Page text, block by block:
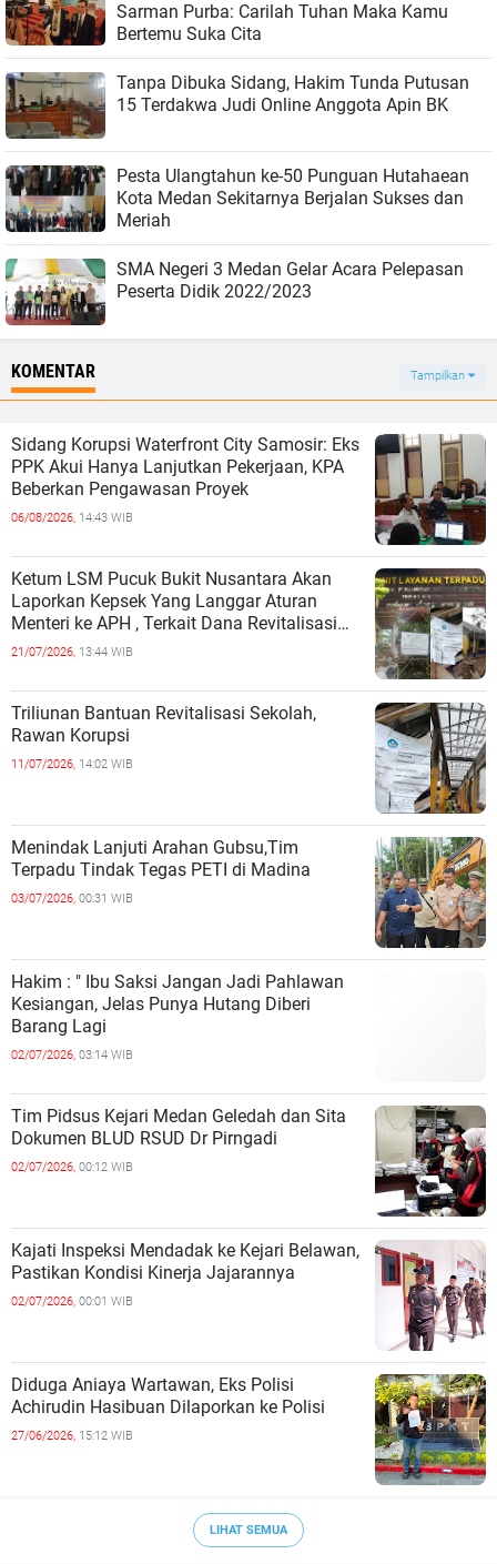
Sarman Purba: Carilah Tuhan Maka Kamu
Bertemu Suka Cita
Tanpa Dibuka Sidang, Hakim Tunda Putusan
15 Terdakwa Judi Online Anggota Apin BK
Pesta Ulangtahun ke-50 Punguan Hutahaean
Kota Medan Sekitarnya Berjalan Sukses dan
Meriah
SMA Negeri 3 Medan Gelar Acara Pelepasan
Peserta Didik 2022/2023
KOMENTAR Tampilkan
Sidang Korupsi Waterfront City Samosir: Eks
PPK Akui Hanya Lanjutkan Pekerjaan, KPA
Beberkan Pengawasan Proyek
06/08/2026, 14:43 WIB
Ketum LSM Pucuk Bukit Nusantara Akan
Laporkan Kepsek Yang Langgar Aturan
Menteri ke APH , Terkait Dana Revitalisasi
Sekolah
21/07/2026, 13:44 WIB
Triliunan Bantuan Revitalisasi Sekolah,
Rawan Korupsi
11/07/2026, 14:02 WIB
Menindak Lanjuti Arahan Gubsu,Tim
Terpadu Tindak Tegas PETI di Madina
03/07/2026, 00:31 WIB
Hakim : " Ibu Saksi Jangan Jadi Pahlawan
Kesiangan, Jelas Punya Hutang Diberi
Barang Lagi
02/07/2026, 03:14 WIB
Tim Pidsus Kejari Medan Geledah dan Sita
Dokumen BLUD RSUD Dr Pirngadi
02/07/2026, 00:12 WIB
Kajati Inspeksi Mendadak ke Kejari Belawan,
Pastikan Kondisi Kinerja Jajarannya
02/07/2026, 00:01 WIB
Diduga Aniaya Wartawan, Eks Polisi
Achirudin Hasibuan Dilaporkan ke Polisi
27/06/2026, 15:12 WIB
LIHAT SEMUA